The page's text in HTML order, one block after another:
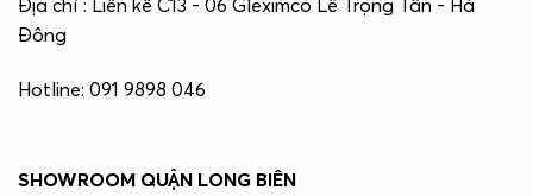
Địa chỉ : Liền kề C13 - 06 Gleximco Lê Trọng Tấn - Hà
Đông
Hotline: 091 9898 046
SHOWROOM QUẬN LONG BIÊN